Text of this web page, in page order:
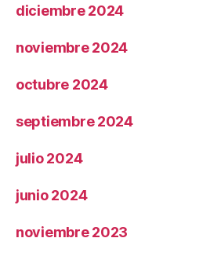
diciembre 2024
noviembre 2024
octubre 2024
septiembre 2024
julio 2024
junio 2024
noviembre 2023